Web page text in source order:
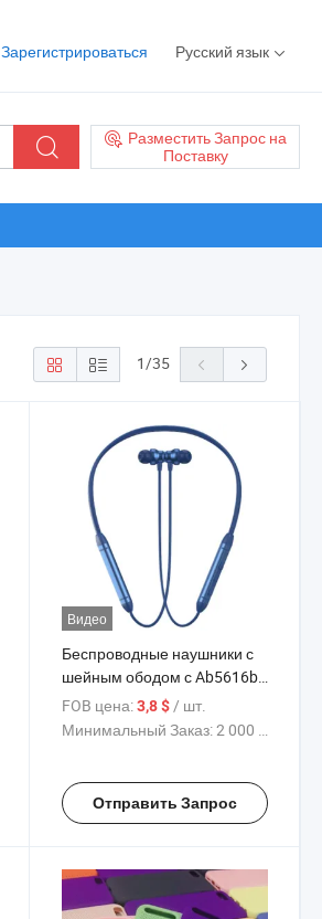
Зарегистрироваться Русский язык
Разместить Запрос на
Поставку
1/35
Видео
Беспроводные наушники с
шейным ободом с Ab5616b
чипом, 170mAh батареей
10h временем
TPU воротником, оптовая
продажа с завода
FOB цена: 3,8 $/ шт.
Минимальный Заказ:2 000 Куски
Отправить Запрос